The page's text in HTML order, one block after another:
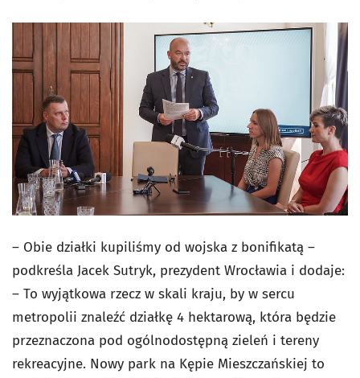
– Obie działki kupiliśmy od wojska z bonifikatą –
podkreśla Jacek Sutryk, prezydent Wrocławia i dodaje:
– To wyjątkowa rzecz w skali kraju, by w sercu
metropolii znaleźć działkę 4 hektarową, która będzie
przeznaczona pod ogólnodostępną zieleń i tereny
rekreacyjne. Nowy park na Kępie Mieszczańskiej to